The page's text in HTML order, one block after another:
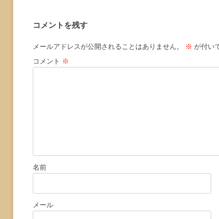
ビ
ゲ
ー
コメントを残す
メールアドレスが公開されることはありません。 ※ が付い
コメント ※
名前
メール